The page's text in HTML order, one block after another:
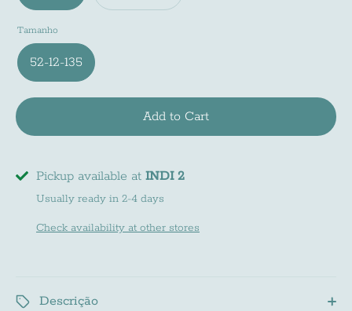
Tamanho
52-12-135
Add to Cart
Pickup available at INDI 2
Usually ready in 2-4 days
Check availability at other stores
Descrição
Newsletter
Subscreve a nossa newsletter e fica a par de